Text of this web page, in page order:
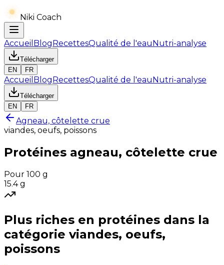
Niki Coach
Accueil BlogRecettesQualité de l'eauNutri-analyse
Télécharger
EN
FR
Accueil BlogRecettesQualité de l'eauNutri-analyse
Télécharger
EN
FR
Agneau, côtelette crue
viandes, oeufs, poissons
Protéines agneau, côtelette crue
Pour 100 g
15.4 g
Plus riches en protéines dans la
catégorie viandes, oeufs,
poissons